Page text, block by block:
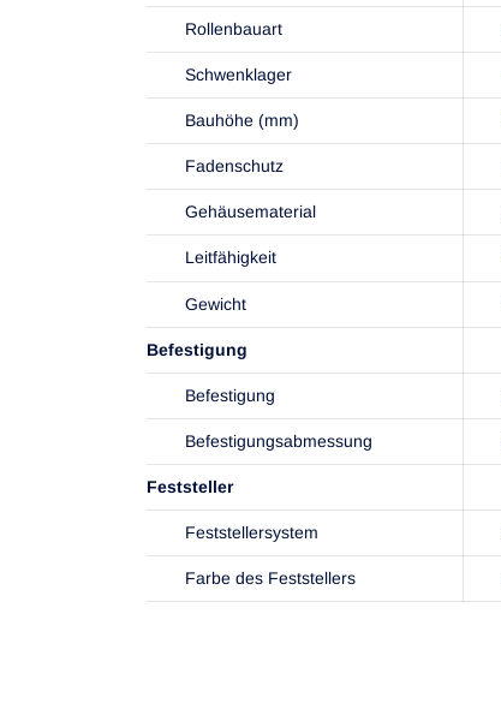
Rollenbauart
Schwenklager
Bauhöhe (mm)
Fadenschutz
Gehäusematerial
Leitfähigkeit
Gewicht
Befestigung
Befestigung
Befestigungsabmessung
Feststeller
Feststellersystem
Farbe des Feststellers